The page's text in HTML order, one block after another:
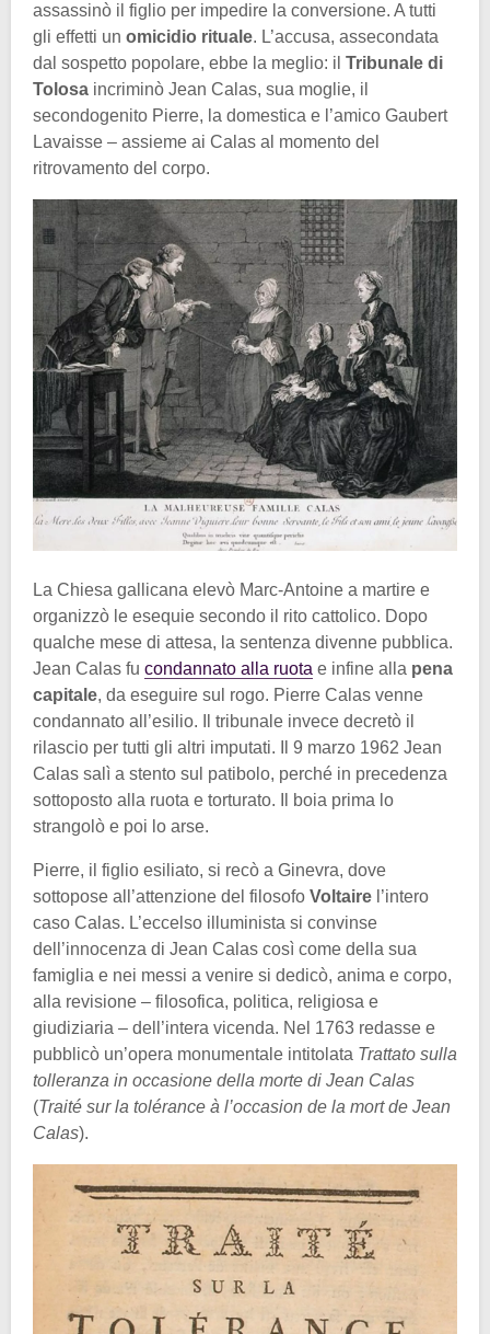
assassinò il figlio per impedire la conversione. A tutti
gli effetti un omicidio rituale. L’accusa, assecondata
dal sospetto popolare, ebbe la meglio: il Tribunale di
Tolosa incriminò Jean Calas, sua moglie, il
secondogenito Pierre, la domestica e l’amico Gaubert
Lavaisse – assieme ai Calas al momento del
ritrovamento del corpo.
La Chiesa gallicana elevò Marc-Antoine a martire e
organizzò le esequie secondo il rito cattolico. Dopo
qualche mese di attesa, la sentenza divenne pubblica.
Jean Calas fu condannato alla ruota e infine alla pena
capitale, da eseguire sul rogo. Pierre Calas venne
condannato all’esilio. Il tribunale invece decretò il
rilascio per tutti gli altri imputati. Il 9 marzo 1962 Jean
Calas salì a stento sul patibolo, perché in precedenza
sottoposto alla ruota e torturato. Il boia prima lo
strangolò e poi lo arse.
Pierre, il figlio esiliato, si recò a Ginevra, dove
sottopose all’attenzione del filosofo Voltaire l’intero
caso Calas. L’eccelso illuminista si convinse
dell’innocenza di Jean Calas così come della sua
famiglia e nei messi a venire si dedicò, anima e corpo,
alla revisione – filosofica, politica, religiosa e
giudiziaria – dell’intera vicenda. Nel 1763 redasse e
pubblicò un’opera monumentale intitolata Trattato sulla
tolleranza in occasione della morte di Jean Calas
(Traité sur la tolérance à l’occasion de la mort de Jean
Calas).